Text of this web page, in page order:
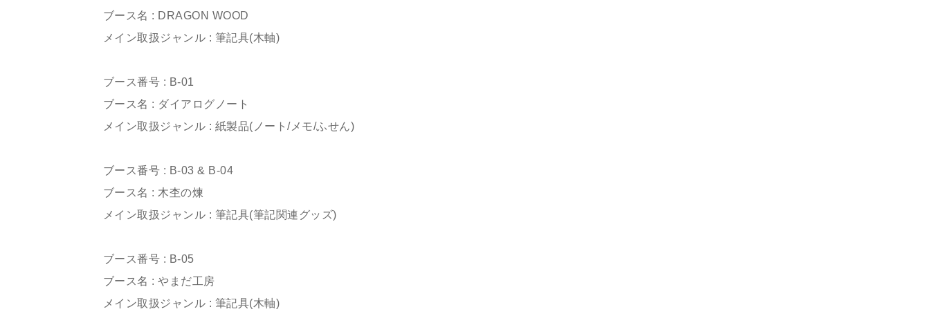
ブース名 : DRAGON WOOD
メイン取扱ジャンル : 筆記具(木軸)
ブース番号 : B-01
ブース名 : ダイアログノート
メイン取扱ジャンル : 紙製品(ノート/メモ/ふせん)
ブース番号 : B-03 & B-04
ブース名 : 木杢の煉
メイン取扱ジャンル : 筆記具(筆記関連グッズ)
ブース番号 : B-05
ブース名 : やまだ工房
メイン取扱ジャンル : 筆記具(木軸)